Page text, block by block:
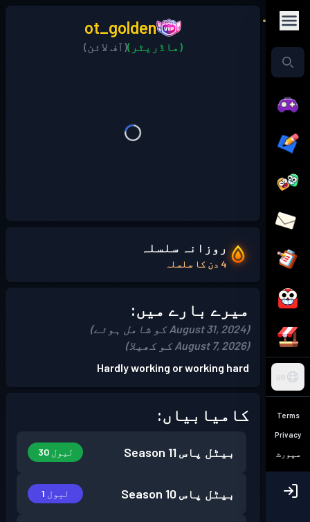
UR
Terms
Privacy
سپورٹ
ot_golden
(ماڈریٹر)(آف لائن)
روزانہ سلسلہ
4 دن کا سلسلہ
میرے بارے میں:
(August 31, 2024 کو شامل ہوئے)
(August 7, 2026 کو کھیلا)
Hardly working or working hard
کامیابیاں:
بیٹل پاسSeason 11 لیول 30
بیٹل پاسSeason 10 لیول 1